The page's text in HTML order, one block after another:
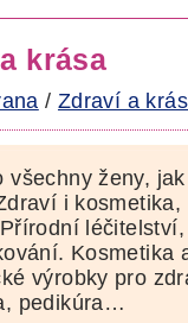
krása
/ Zdraví a
všechny ženy,
i
Kosmetika
výrobky pro
pedikúra…